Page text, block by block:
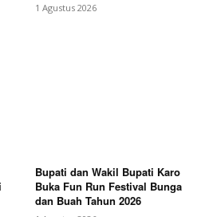
1 Agustus 2026
Bupati dan Wakil Bupati Karo
Buka Fun Run Festival Bunga
dan Buah Tahun 2026